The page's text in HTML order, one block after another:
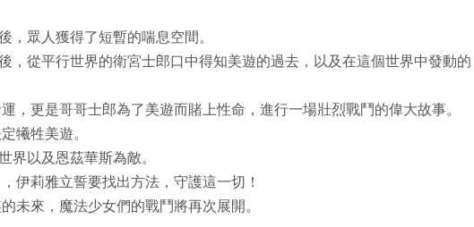
，眾人獲得了短暫的喘息空間。
，從平行世界的衛宮士郎口中得知美遊的過去，以及在這個世界中發動的
，更是哥哥士郎為了美遊而賭上性命，進行一場壯烈戰鬥的偉大故事。
犧牲美遊。
界以及恩茲華斯為敵。
伊莉雅立誓要找出方法，守護這一切！
未來，魔法少女們的戰鬥將再次展開。